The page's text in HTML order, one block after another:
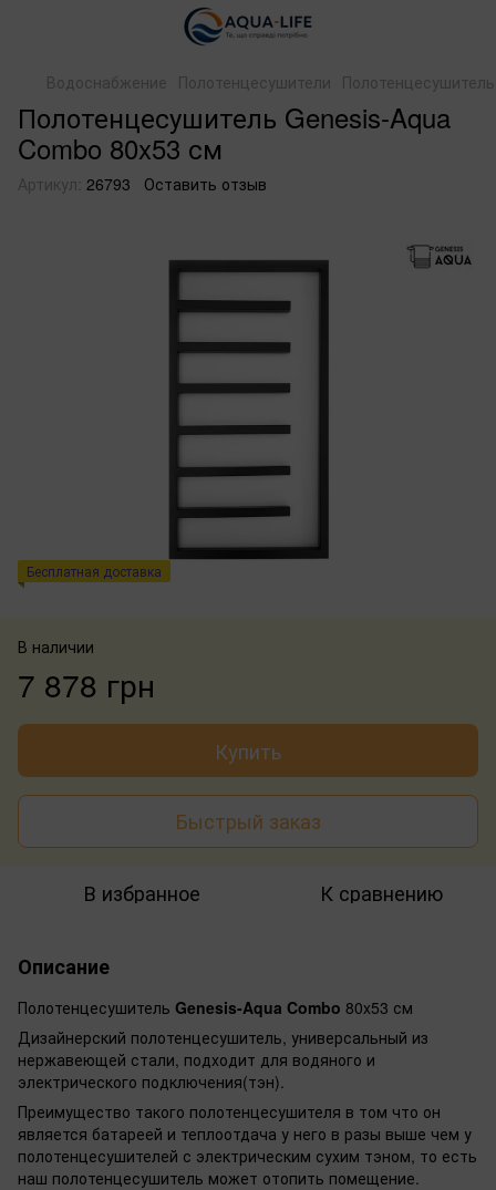
Водоснабжение Полотенцесушители
Полотенцесушитель Genesis-Aqua
Combo 80x53 см
Артикул: 26793 Оставить отзыв
Бесплатная доставка
В наличии
7 878 грн
Купить
Быстрый заказ
В избранное К сравнению
Описание
Полотенцесушитель Genesis-Aqua Combo 80x53 см
Дизайнерский полотенцесушитель, универсальный из
нержавеющей стали, подходит для водяного и
электрического подключения(тэн).
Преимущество такого полотенцесушителя в том что он
является батареей и теплоотдача у него в разы выше чем у
полотенцесушителей с электрическим сухим тэном, то есть
наш полотенцесушитель может отопить помещение.